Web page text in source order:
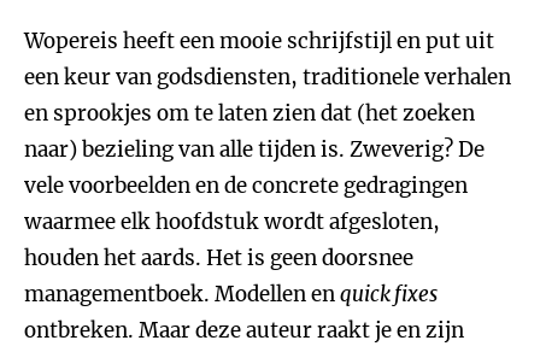
Wopereis heeft een mooie schrijfstijl en put uit
een keur van godsdiensten, traditionele verhalen
en sprookjes om te laten zien dat (het zoeken
naar) bezieling van alle tijden is. Zweverig? De
vele voorbeelden en de concrete gedragingen
waarmee elk hoofdstuk wordt afgesloten,
houden het aards. Het is geen doorsnee
managementboek. Modellen enquick fixes
ontbreken. Maar deze auteur raakt je en zijn